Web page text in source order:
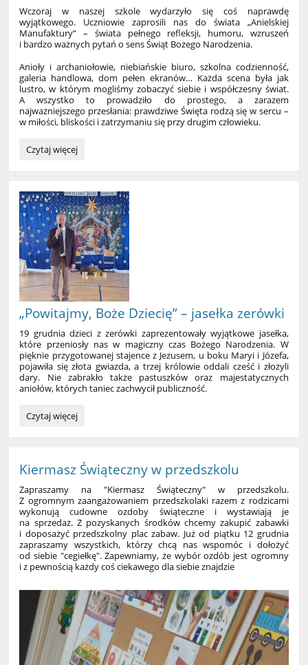
Wczoraj w naszej szkole wydarzyło się coś naprawdę
wyjątkowego. Uczniowie zaprosili nas do świata „Anielskiej
Manufaktury” – świata pełnego refleksji, humoru, wzruszeń
i bardzo ważnych pytań o sens Świąt Bożego Narodzenia.
Anioły i archaniołowie, niebiańskie biuro, szkolna codzienność,
galeria handlowa, dom pełen ekranów… Każda scena była jak
lustro, w którym mogliśmy zobaczyć siebie i współczesny świat.
A wszystko to prowadziło do prostego, a zarazem
najważniejszego przesłania: prawdziwe Święta rodzą się w sercu –
w miłości, bliskości i zatrzymaniu się przy drugim człowieku.
"Anielska
bożonarodzeniowe:
Czytaj więcej
„Powitajmy, Boże Dziecię” – jasełka zerówki
19 grudnia dzieci z zerówki zaprezentowały wyjątkowe jasełka,
które przeniosły nas w magiczny czas Bożego Narodzenia. W
pięknie przygotowanej stajence z Jezusem, u boku Maryi i Józefa,
pojawiła się złota gwiazda, a trzej królowie oddali cześć i złożyli
dary. Nie zabrakło także pastuszków oraz majestatycznych
aniołów, których taniec zachwycił publiczność.
„Powitajmy,
jasełka
zerówki
:
Czytaj więcej
Kiermasz Świąteczny w przedszkolu
Zapraszamy na "Kiermasz Świąteczny" w przedszkolu.
Z ogromnym zaangażowaniem przedszkolaki razem z rodzicami
wykonują cudowne ozdoby świąteczne i wystawiają je
na sprzedaż. Z pozyskanych środków chcemy zakupić zabawki
i doposażyć przedszkolny plac zabaw. Już od piątku 12 grudnia
zapraszamy wszystkich, którzy chcą nas wspomóc i dołożyć
od siebie "cegiełkę". Zapewniamy, że wybór ozdób jest ogromny
i z pewnością każdy coś ciekawego dla siebie znajdzie